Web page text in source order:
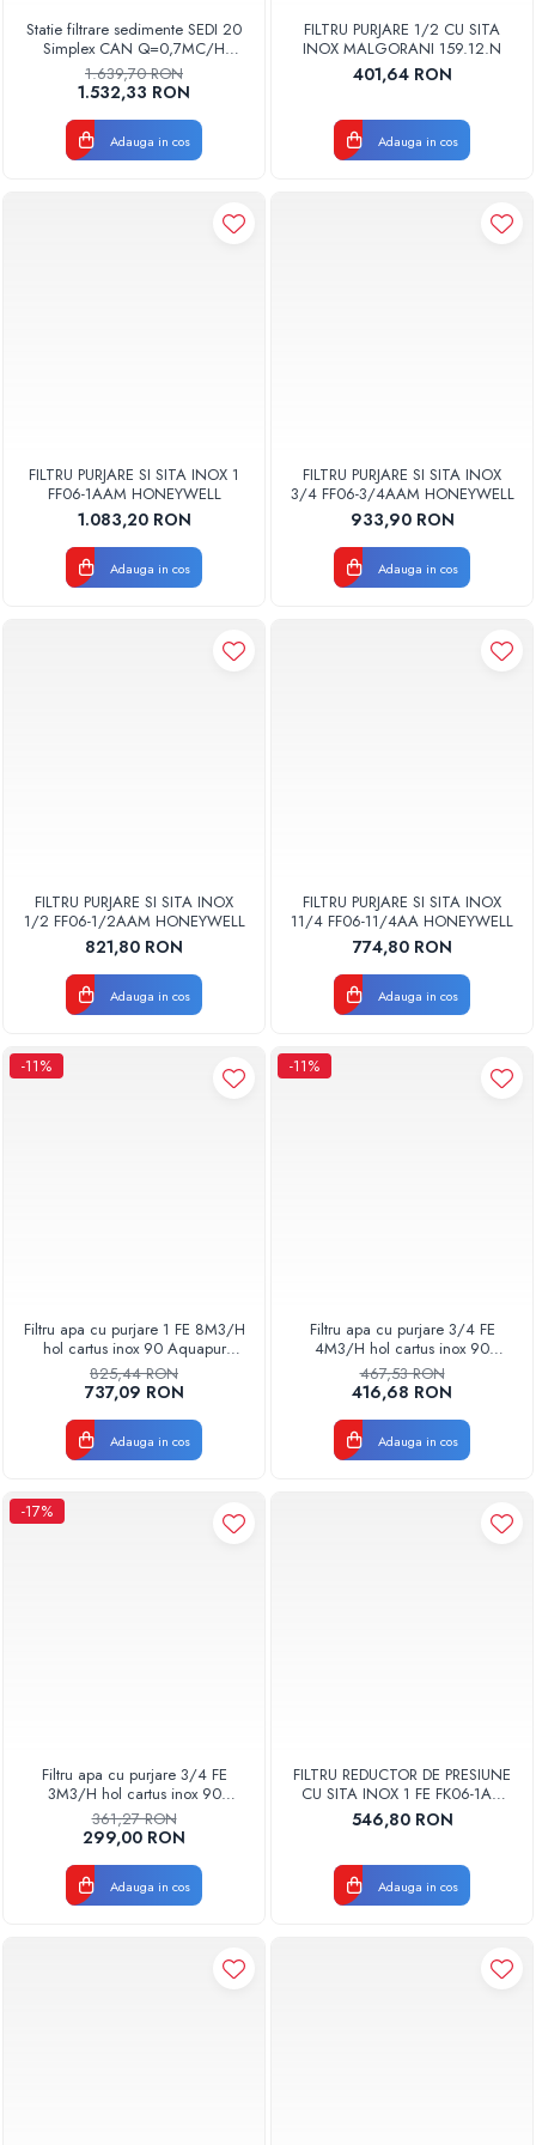
Radiatoare Otel Korado
Radiatoare de Baie Purmo Banga
Automatizare Termostate
Detectoare
Termostate centrala ambient
Teava flexibila inox si fitinguri panouri
solare
Grupuri de pompare panouri solare
Pompe de caldura
Statie filtrare sedimente SEDI 20
Simplex CAN Q=0,7MC/H
Aquapur Valhoh Valrom
1.639,70 RON
1.532,33 RON
Adauga in cos
FILTRU PURJARE 1/2 CU SITA
INOX MALGORANI 159.12.N
401,64 RON
Adauga in cos
FILTRU PURJARE SI SITA INOX 1
FF06-1AAM HONEYWELL
1.083,20 RON
Adauga in cos
FILTRU PURJARE SI SITA INOX
3/4 FF06-3/4AAM HONEYWELL
933,90 RON
Adauga in cos
FILTRU PURJARE SI SITA INOX
1/2 FF06-1/2AAM HONEYWELL
821,80 RON
Adauga in cos
FILTRU PURJARE SI SITA INOX
11/4 FF06-11/4AA HONEYWELL
774,80 RON
Adauga in cos
-11%
Filtru apa cu purjare 1 FE 8M3/H
hol cartus inox 90 Aquapur
Valhoh Valrom 87210008040
825,44 RON
737,09 RON
Adauga in cos
-11%
Filtru apa cu purjare 3/4 FE
4M3/H hol cartus inox 90
Aquapur Valhoh Valrom
87210004032
467,53 RON
416,68 RON
Adauga in cos
-17%
Filtru apa cu purjare 3/4 FE
3M3/H hol cartus inox 90
Aquapur Valhoh Valrom
87210003025
361,27 RON
299,00 RON
Adauga in cos
FILTRU REDUCTOR DE PRESIUNE
CU SITA INOX 1 FE FK06-1AA
HONEYWELL
546,80 RON
Adauga in cos